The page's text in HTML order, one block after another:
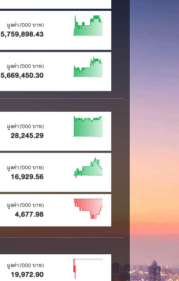
มูลค่า ('000 บาท)
5,759,898.43
มูลค่า ('000 บาท)
5,669,450.30
มูลค่า ('000 บาท)
28,245.29
มูลค่า ('000 บาท)
16,929.56
มูลค่า ('000 บาท)
4,677.98
มูลค่า ('000 บาท)
19,972.90